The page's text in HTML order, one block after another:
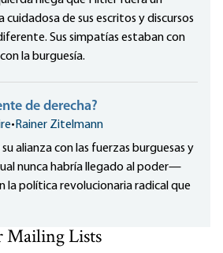
cuidadosa de sus escritos y discursos
Sus simpatías estaban con
la burguesía.
de derecha?
• Rainer Zitelmann
alianza con las fuerzas burguesas y
nunca habría llegado al poder—
la política revolucionaria radical que
Mailing Lists